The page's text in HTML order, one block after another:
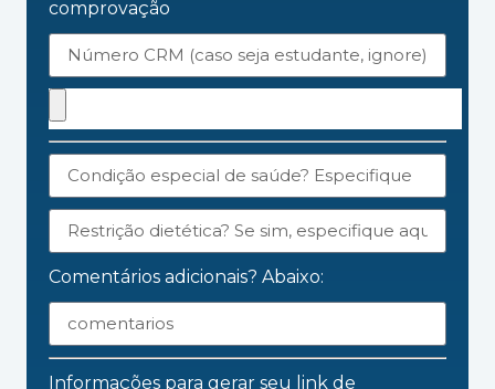
comprovação
Comentários adicionais? Abaixo:
Informações para gerar seu link de